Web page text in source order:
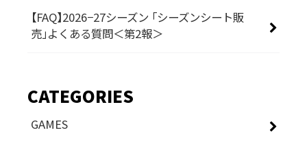
【FAQ】2026−27シーズン 「シーズンシート販
売」よくある質問＜第2報＞
CATEGORIES
GAMES